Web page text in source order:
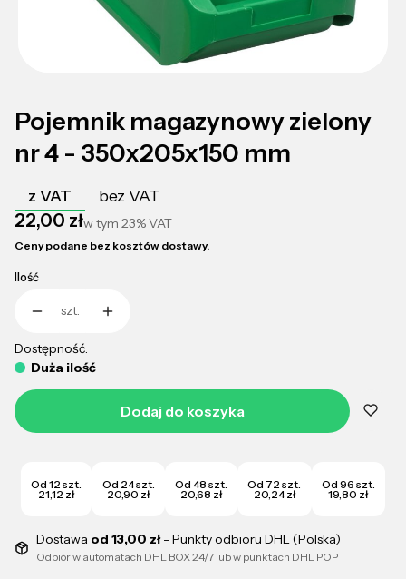
Pojemnik magazynowy zielony
nr 4 - 350x205x150 mm
z VAT bez VAT
Cena
22,00 złw tym 23%VAT
Ceny podane bez kosztów dostawy.
Ilość
szt.
Dostępność:
Duża ilość
Dodaj do koszyka
Od 12 szt.
21,12 zł
Od 24 szt.
20,90 zł
Od 48 szt.
20,68 zł
Od 72 szt.
20,24 zł
Od 96 szt.
19,80 zł
Dostawa od 13,00 zł- Punkty odbioru DHL (Polska)
Odbiór w automatach DHL BOX 24/7 lub w punktach DHL POP